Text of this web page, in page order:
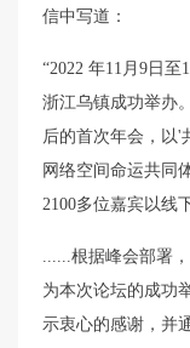
信中写道：
“2022 年11月9日
浙江乌镇成功举办
后的首次年会，
网络空间命运共同
2100多位嘉宾以线
......根据峰会部署
为本次论坛的成功
示衷心的感谢，并